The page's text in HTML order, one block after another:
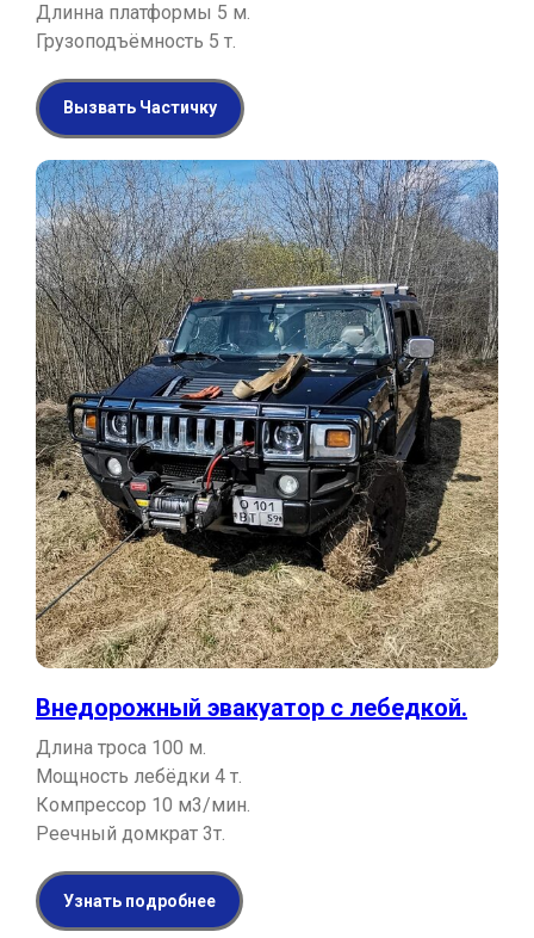
Длинна платформы 5 м.
Грузоподъёмность 5 т.
Вызвать Частичку
Внедорожный эвакуатор с лебедкой.
Длина троса 100 м.
Мощность лебёдки 4 т.
Компрессор 10 м3/мин.
Реечный домкрат 3т.
Узнать подробнее